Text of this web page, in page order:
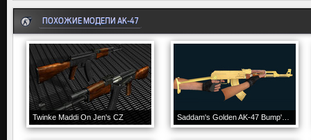
ПОХОЖИЕ МОДЕЛИ AK-47
Twinke Maddi On Jen's CZ